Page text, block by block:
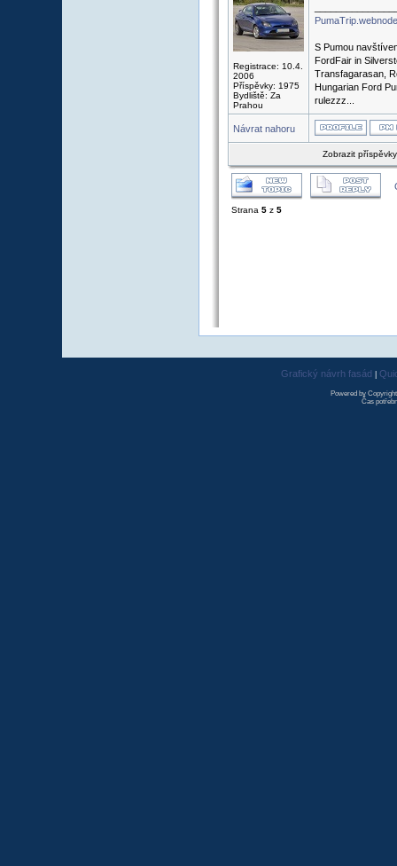
Registrace: 10.4.
2006
Příspěvky: 1975
Bydliště: Za
Prahou
S Pumou
FordFair in
Transfagarasan,
Hungarian Ford
rulezzz...
Návrat nahoru
Zobrazit
Strana 5 z 5
Grafický návrh fasád
Powered by
Čas